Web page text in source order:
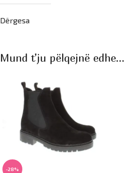
Dërgesa
Mund t’ju pëlqejnë edhe…
-28%